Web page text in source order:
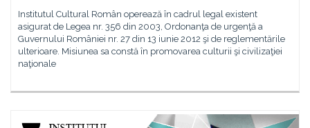
Institutul Cultural Român operează în cadrul legal existent
asigurat de Legea nr. 356 din 2003, Ordonanţa de urgenţă a
Guvernului României nr. 27 din 13 iunie 2012 şi de reglementările
ulterioare. Misiunea sa constă în promovarea culturii şi civilizaţiei
naţionale